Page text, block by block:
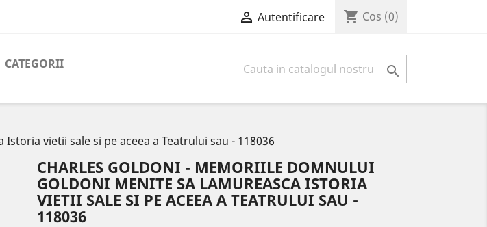
 Autentificare shopping_cart Cos (0)
CATEGORII 
vietii sale si pe aceea a Teatrului sau - 118036
CHARLES GOLDONI - MEMORIILE DOMNULUI
GOLDONI MENITE SA LAMUREASCA ISTORIA
VIETII SALE SI PE ACEEA A TEATRULUI SAU -
118036